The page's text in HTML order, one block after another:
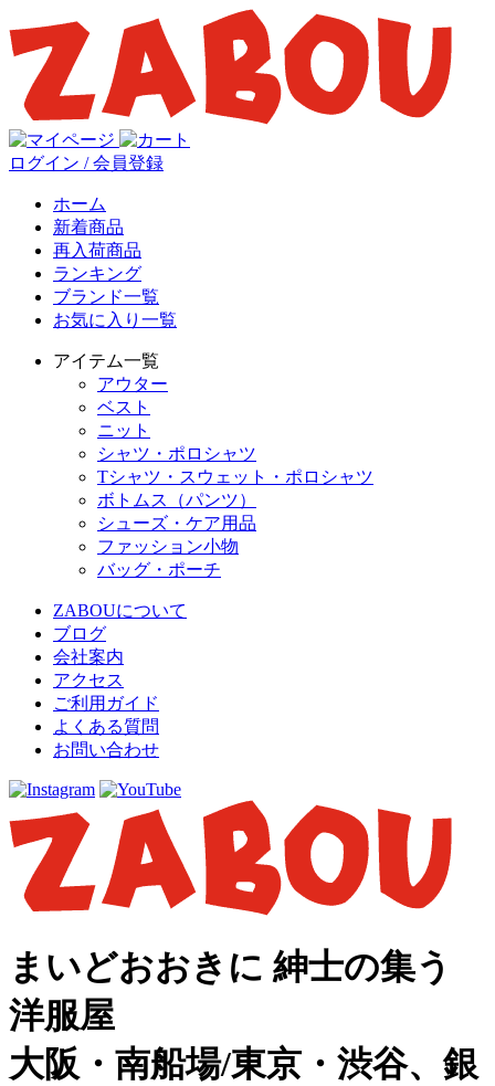
ログイン / 会員登録
ホーム
新着商品
再入荷商品
ランキング
ブランド一覧
お気に入り一覧
アイテム一覧
アウター
ベスト
ニット
シャツ・ポロシャツ
Tシャツ・スウェット・ポロシャツ
ボトムス（パンツ）
シューズ・ケア用品
ファッション小物
バッグ・ポーチ
ZABOUについて
ブログ
会社案内
アクセス
ご利用ガイド
よくある質問
お問い合わせ
まいどおおきに 紳士の集う
洋服屋
大阪・南船場/東京・渋谷、銀